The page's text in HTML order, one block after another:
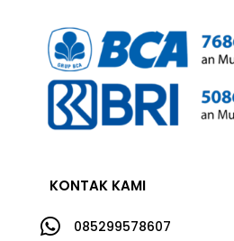
KONTAK KAMI
 085299578607